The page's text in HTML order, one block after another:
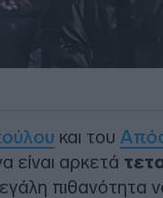
και του
είναι αρκετά
πιθανότητα